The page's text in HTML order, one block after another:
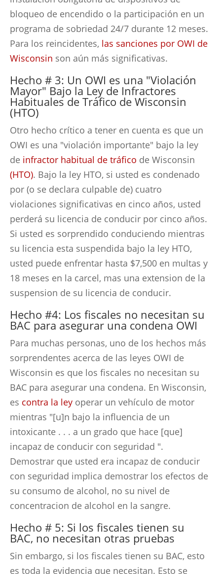
bloqueo de encendido o la participación en un
programa de sobriedad 24/7 durante 12 meses.
Para los reincidentes, las sanciones por OWI de
Wisconsin son aún más significativas.
Hecho # 3: Un OWI es una "Violación
Mayor" Bajo la Ley de Infractores
Habituales de Tráfico de Wisconsin
(HTO)
Otro hecho crítico a tener en cuenta es que un
OWI es una "violación importante" bajo la ley
de infractor habitual de tráfico de Wisconsin
(HTO). Bajo la ley HTO, si usted es condenado
por (o se declara culpable de) cuatro
violaciones significativas en cinco años, usted
perderá su licencia de conducir por cinco años.
Si usted es sorprendido conduciendo mientras
su licencia esta suspendida bajo la ley HTO,
usted puede enfrentar hasta $7,500 en multas y
18 meses en la carcel, mas una extension de la
suspension de su licencia de conducir.
Hecho #4: Los fiscales no necesitan su
BAC para asegurar una condena OWI
Para muchas personas, uno de los hechos más
sorprendentes acerca de las leyes OWI de
Wisconsin es que los fiscales no necesitan su
BAC para asegurar una condena. En Wisconsin,
es contra la ley operar un vehículo de motor
mientras "[u]n bajo la influencia de un
intoxicante . . . a un grado que hace [que]
incapaz de conducir con seguridad ".
Demostrar que usted era incapaz de conducir
con seguridad implica demostrar los efectos de
su consumo de alcohol, no su nivel de
concentracion de alcohol en la sangre.
Hecho # 5: Si los fiscales tienen su
BAC, no necesitan otras pruebas
Sin embargo, si los fiscales tienen su BAC, esto
es toda la evidencia que necesitan. Esto se